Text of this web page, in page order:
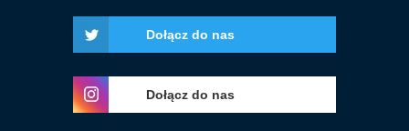
Dołącz do nas
Dołącz do nas